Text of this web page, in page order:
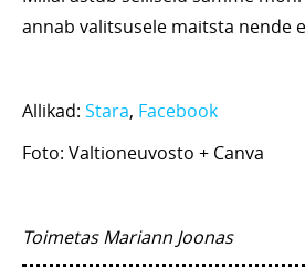
annab valitsusele maitsta nende
Allikad: Stara, Facebook
Foto: Valtioneuvosto + Canva
Toimetas Mariann Joonas